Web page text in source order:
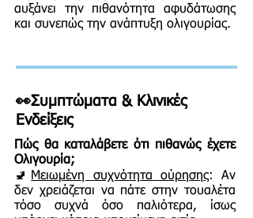
αυξάνει την πιθανότητα αφυδάτωσης
και συνεπώς την ανάπτυξη ολιγουρίας.
​👀Συμπτώματα & Κλινικές
Ενδείξεις
Πώς θα καταλάβετε ότι πιθανώς έχετε
Ολιγουρία;
🚽
Μειωμένη συχνότητα ούρησης: Αν
δεν χρειάζεται να πάτε στην τουαλέτα
τόσο συχνά όσο παλιότερα, ίσως